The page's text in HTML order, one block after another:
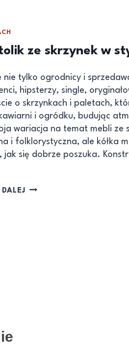
ze skrzynek w
nie tylko ogrodnicy i
hipsterzy, single,
o skrzynkach i paletach,
i ogródku, budując
wariacja na temat mebli ze
i folklorystyczna, ale kółka
jak się dobrze poszuka.